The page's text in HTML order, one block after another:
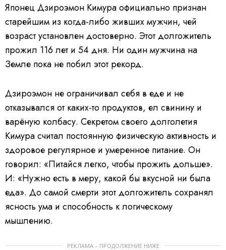
Японец Дзироэмон Кимура официально признан
старейшим из когда-либо живших мужчин, чей
возраст установлен достоверно. Этот долгожитель
прожил 116 лет и 54 дня. Ни один мужчина на
Земле пока не побил этот рекорд.
Дзироэмон не ограничивал себя в еде и не
отказывался от каких-то продуктов, ел свинину и
варёную колбасу. Секретом своего долголетия
Кимура считал постоянную физическую активность и
здоровое регулярное и умеренное питание. Он
говорил: «Питайся легко, чтобы прожить дольше».
И: «Нужно есть в меру, какой бы вкусной ни была
еда». До самой смерти этот долгожитель сохранял
ясность ума и способность к логическому
мышлению.
РЕКЛАМА – ПРОДОЛЖЕНИЕ НИЖЕ